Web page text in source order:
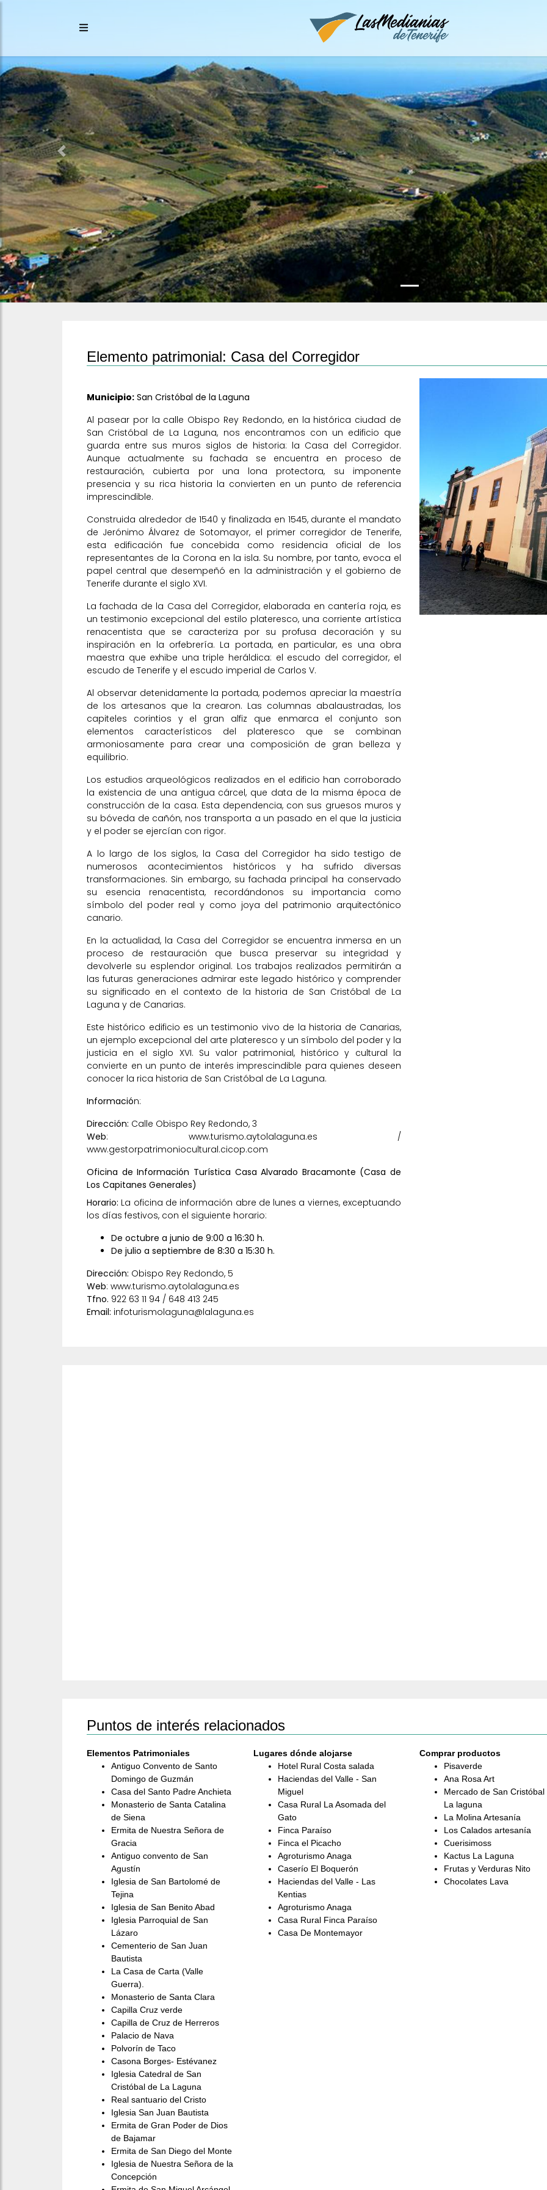
Previous
Elemento patrimonial: Casa del Corregidor
Municipio: San Cristóbal de la Laguna
Al pasear por la calle Obispo Rey Redondo, en la histórica ciudad de
San Cristóbal de La Laguna, nos encontramos con un edificio que
guarda entre sus muros siglos de historia: la Casa del Corregidor.
Aunque actualmente su fachada se encuentra en proceso de
restauración, cubierta por una lona protectora, su imponente
presencia y su rica historia la convierten en un punto de referencia
imprescindible.
Construida alrededor de 1540 y finalizada en 1545, durante el mandato
de Jerónimo Álvarez de Sotomayor, el primer corregidor de Tenerife,
esta edificación fue concebida como residencia oficial de los
representantes de la Corona en la isla. Su nombre, por tanto, evoca el
papel central que desempeñó en la administración y el gobierno de
Tenerife durante el siglo XVI.
La fachada de la Casa del Corregidor, elaborada en cantería roja, es
un testimonio excepcional del estilo plateresco, una corriente artística
renacentista que se caracteriza por su profusa decoración y su
inspiración en la orfebrería. La portada, en particular, es una obra
maestra que exhibe una triple heráldica: el escudo del corregidor, el
escudo de Tenerife y el escudo imperial de Carlos V.
Al observar detenidamente la portada, podemos apreciar la maestría
de los artesanos que la crearon. Las columnas abalaustradas, los
capiteles corintios y el gran alfiz que enmarca el conjunto son
elementos característicos del plateresco que se combinan
armoniosamente para crear una composición de gran belleza y
equilibrio.
Los estudios arqueológicos realizados en el edificio han corroborado
la existencia de una antigua cárcel, que data de la misma época de
construcción de la casa. Esta dependencia, con sus gruesos muros y
su bóveda de cañón, nos transporta a un pasado en el que la justicia
y el poder se ejercían con rigor.
A lo largo de los siglos, la Casa del Corregidor ha sido testigo de
numerosos acontecimientos históricos y ha sufrido diversas
transformaciones. Sin embargo, su fachada principal ha conservado
su esencia renacentista, recordándonos su importancia como
símbolo del poder real y como joya del patrimonio arquitectónico
canario.
En la actualidad, la Casa del Corregidor se encuentra inmersa en un
proceso de restauración que busca preservar su integridad y
devolverle su esplendor original. Los trabajos realizados permitirán a
las futuras generaciones admirar este legado histórico y comprender
su significado en el contexto de la historia de San Cristóbal de La
Laguna y de Canarias.
Este histórico edificio es un testimonio vivo de la historia de Canarias,
un ejemplo excepcional del arte plateresco y un símbolo del poder y la
justicia en el siglo XVI. Su valor patrimonial, histórico y cultural la
convierte en un punto de interés imprescindible para quienes deseen
conocer la rica historia de San Cristóbal de La Laguna.
Información:
Dirección: Calle Obispo Rey Redondo, 3
Web: www.turismo.aytolalaguna.es /
www.gestorpatrimoniocultural.cicop.com
Oficina de Información Turística Casa Alvarado Bracamonte (Casa de
Los Capitanes Generales)
Horario: La oficina de información abre de lunes a viernes, exceptuando
los días festivos, con el siguiente horario:
De octubre a junio de 9:00 a 16:30 h.
De julio a septiembre de 8:30 a 15:30 h.
Dirección: Obispo Rey Redondo, 5
Web: www.turismo.aytolalaguna.es
Tfno. 922 63 11 94 / 648 413 245
Email: infoturismolaguna@lalaguna.es
Previous
Puntos de interés relacionados
Elementos Patrimoniales
Antiguo Convento de Santo
Domingo de Guzmán
Casa del Santo Padre Anchieta
Monasterio de Santa Catalina
de Siena
Ermita de Nuestra Señora de
Gracia
Antiguo convento de San
Agustín
Iglesia de San Bartolomé de
Tejina
Iglesia de San Benito Abad
Iglesia Parroquial de San
Lázaro
Cementerio de San Juan
Bautista
La Casa de Carta (Valle
Guerra).
Monasterio de Santa Clara
Capilla Cruz verde
Capilla de Cruz de Herreros
Palacio de Nava
Polvorín de Taco
Casona Borges- Estévanez
Iglesia Catedral de San
Cristóbal de La Laguna
Real santuario del Cristo
Iglesia San Juan Bautista
Ermita de Gran Poder de Dios
de Bajamar
Ermita de San Diego del Monte
Iglesia de Nuestra Señora de la
Concepción
Lugares dónde alojarse
Hotel Rural Costa salada
Haciendas del Valle - San
Miguel
Casa Rural La Asomada del
Gato
Finca Paraíso
Finca el Picacho
Agroturismo Anaga
Caserío El Boquerón
Haciendas del Valle - Las
Kentias
Agroturismo Anaga
Casa Rural Finca Paraíso
Casa De Montemayor
Comprar productos
Pisaverde
Ana Rosa Art
Mercado de San Cristóbal
La laguna
La Molina Artesanía
Los Calados artesanía
Cuerisimoss
Kactus La Laguna
Frutas y Verduras Nito
Chocolates Lava